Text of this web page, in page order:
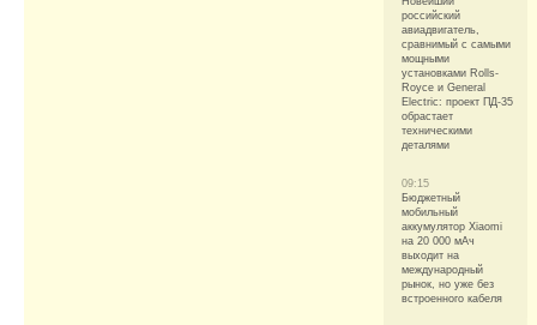
российский
авиадвигатель,
сравнимый с самыми
мощными
установками Rolls-
Royce и General
Electric: проект ПД-35
обрастает
техническими
деталями
09:15
Бюджетный
мобильный
аккумулятор Xiaomi
на 20 000 мАч
выходит на
международный
рынок, но уже без
встроенного кабеля